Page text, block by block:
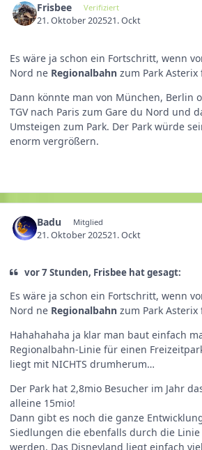
Frisbee Verifiziert
21. Oktober 202521. Ockt
Es wäre ja schon ein Fortschritt, wenn
Nord ne Regionalbahn zum Park
Dann könnte man von München, Berlin
TGV nach Paris zum Gare du Nord und
Umsteigen zum Park. Der Park würde
enorm vergrößern.
Badu Mitglied
21. Oktober 202521. Ockt
vor 7 Stunden, Frisbee hat gesagt:
Es wäre ja schon ein Fortschritt, wenn
Nord ne Regionalbahn zum Park
Hahahahaha ja klar man baut einfach
Regionalbahn-Linie für einen
liegt mit NICHTS drumherum…
Der Park hat 2,8mio Besucher im Jahr
alleine 15mio!
Dann gibt es noch die ganze
Siedlungen die ebenfalls durch die
werden. Das Disneyland liegt einfach